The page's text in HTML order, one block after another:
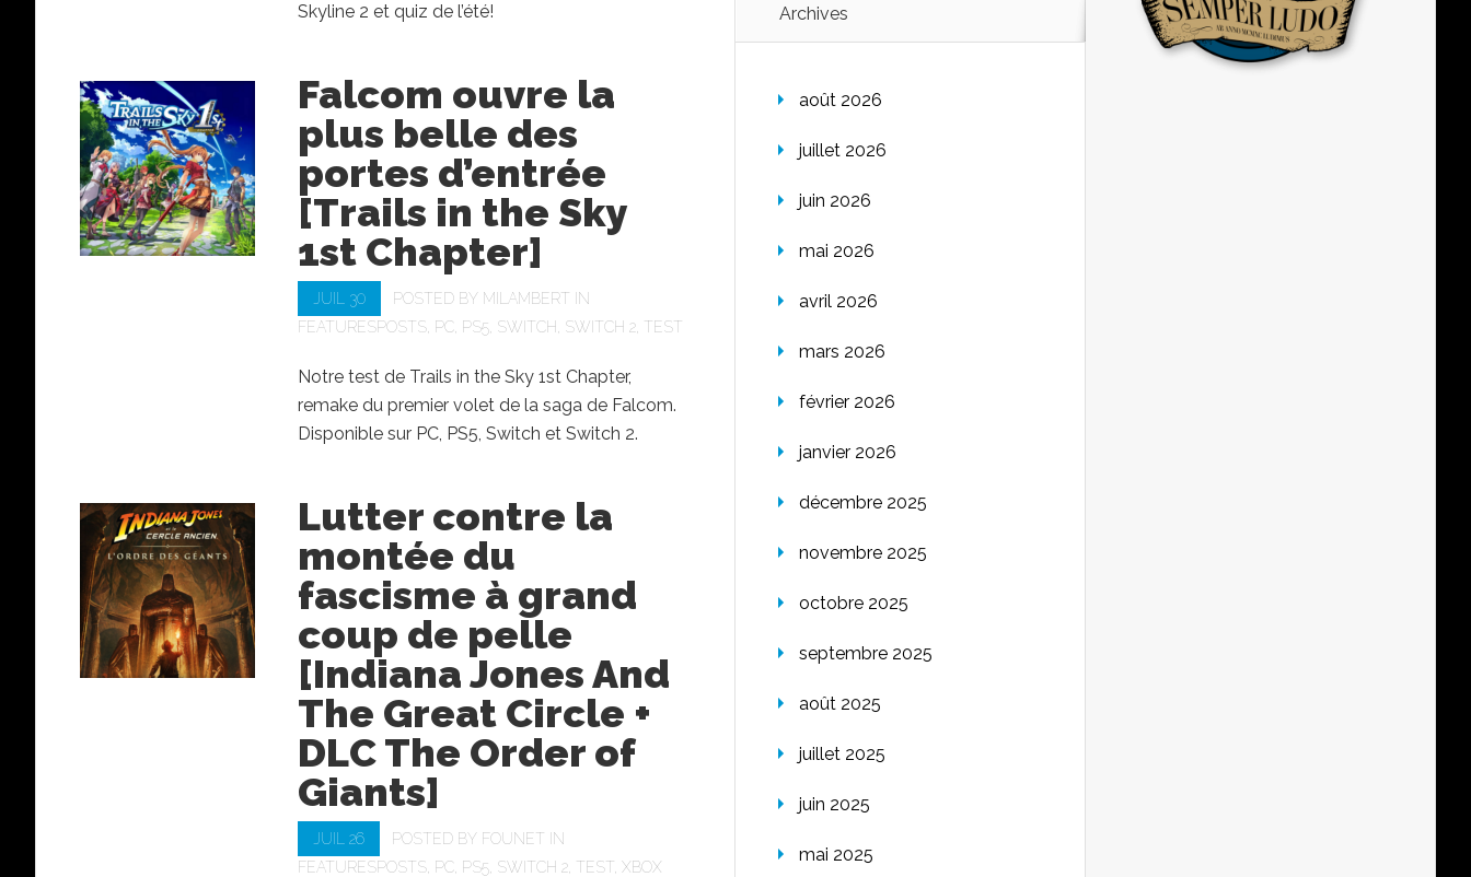
Skyline 2 et quiz de l’été!
Falcom ouvre la
plus belle des
portes d’entrée
[Trails in the Sky
1st Chapter]
JUIL 30 POSTED BY MILAMBERT IN
FEATURESPOSTS PC PS5 SWITCH SWITCH 2 TEST
Notre test de Trails in the Sky 1st Chapter,
remake du premier volet de la saga de Falcom.
Disponible sur PC, PS5, Switch et Switch 2.
Lutter contre la
montée du
fascisme à grand
coup de pelle
[Indiana Jones And
The Great Circle +
DLC The Order of
Giants]
JUIL 26 POSTED BY FOUNET IN
FEATURESPOSTS PC PS5 SWITCH 2 TEST XBOX
Archives
août 2026
juillet 2026
juin 2026
mai 2026
avril 2026
mars 2026
février 2026
janvier 2026
décembre 2025
novembre 2025
octobre 2025
septembre 2025
août 2025
juillet 2025
juin 2025
mai 2025